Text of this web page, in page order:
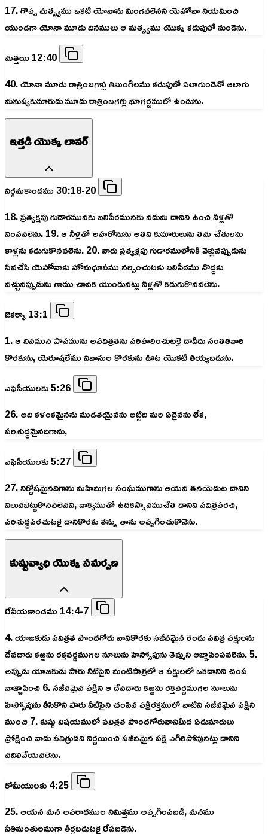
17. గొప్ప మత్స్యము ఒకటి యోనాను మింగవలెనని యెహోవా నియమించి
యుండగా యోనా మూడు దినములు ఆ మత్స్యము యొక్క కడుపులో నుండెను.
మత్తయి 12:40
40. యోనా మూడు రాత్రింబగళ్లు తివిుంగిలము కడుపులో ఏలాగుండెనో ఆలాగు
మనుష్యకుమారుడు మూడు రాత్రింబగళ్లు భూగర్బములో ఉండును.
ఇత్తడి యొక్క లావర్
నిర్గమకాండము 30:18-20
18. ప్రత్యక్షపు గుడారమునకు బలిపీఠమునకు నడుమ దానిని ఉంచి నీళ్లతో
నింపవలెను. 19. ఆ నీళ్లతో అహరోనును అతని కుమారులును తమ చేతులను
కాళ్లను కడుగుకొనవలెను. 20. వారు ప్రత్యక్షపు గుడారములోనికి వెళ్లునప్పుడును
సేవచేసి యెహోవాకు హోమధూపము నర్పించుటకు బలిపీఠము నొద్దకు
వచ్చునప్పుడును తాము చావక యుండునట్లు నీళ్లతో కడుగుకొనవలెను.
జెకర్యా 13:1
1. ఆ దినమున పాపమును అపవిత్రతను పరిహరించుటకై దావీదు సంతతివారి
కొరకును, యెరూషలేము నివాసుల కొరకును ఊట యొకటి తియ్యబడును.
ఎఫెసీయులకు 5:26
26. అది కళంకమైనను ముడతయైనను అట్టిది మరి ఏదైనను లేక,
పరిశుద్ధమైనదిగాను,
ఎఫెసీయులకు 5:27
27. నిర్దోషమైనదిగాను మహిమగల సంఘముగాను ఆయన తనయెదుట దానిని
నిలువబెట్టుకొనవలెనని, వాక్యముతో ఉదకస్నానముచేత దానిని పవిత్రపరచి,
పరిశుద్ధపరచుటకై దానికొరకు తన్ను తాను అప్పగించుకొనెను.
కుష్టువ్యాధి యొక్క సమర్పణ
లేవీయకాండము 14:4-7
4. యాజకుడు పవిత్రత పొందగోరు వానికొరకు సజీవమైన రెండు పవిత్ర పక్షులను
దేవదారు కఱ్ఱను రక్తవర్ణముగల నూలును హిస్సోపును తెమ్మని ఆజ్ఞాపింపవలెను. 5.
అప్పుడు యాజకుడు పారు నీటిపైని మంటిపాత్రలో ఆ పక్షులలో ఒకదానిని చంప
నాజ్ఞాపించి 6. సజీవమైన పక్షిని ఆ దేవదారు కఱ్ఱను రక్తవర్ణముగల నూలును
హిస్సోపును తీసికొని పారు నీటిపైని చంపిన పక్షిరక్తములో వాటిని సజీవమైన పక్షిని
ముంచి 7. కుష్ఠు విషయములో పవిత్రత పొందగోరువానిమీద ఏడుమారులు
ప్రోక్షించి వాడు పవిత్రుడని నిర్ణయించి సజీవమైన పక్షి ఎగిరిపోవునట్లు దానిని
వదిలివేయవలెను.
రోమీయులకు 4:25
25. ఆయన మన అపరాధముల నిమిత్తము అప్పగింపబడి, మనము
నీతిమంతులముగా తీర్చబడుటకై లేపబడెను.